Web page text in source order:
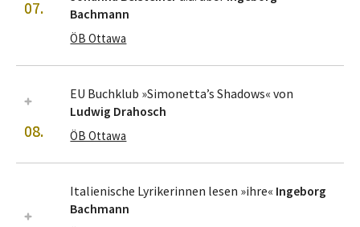
07.
Bachmann
ÖB Ottawa
08.
EU Buchklub »Simonetta’s Shadows« von
Ludwig Drahosch
ÖB Ottawa
Italienische Lyrikerinnen lesen »ihre« Ingeborg
Bachmann